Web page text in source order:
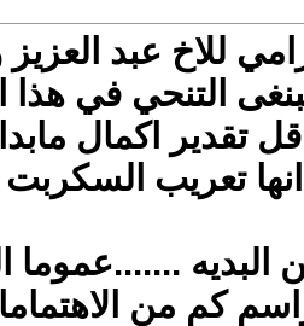
للاخ عبد العزيز
التنحي في هذا
تقدير اكمال
تعريب
.......عموما
كم من